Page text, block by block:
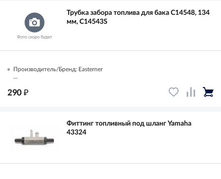
Трубка забора топлива для бака C14548, 134
мм, C14543S
Производитель/Бренд: Easterner
...
290 ₽
Фиттинг топливный под шланг Yamaha
43324